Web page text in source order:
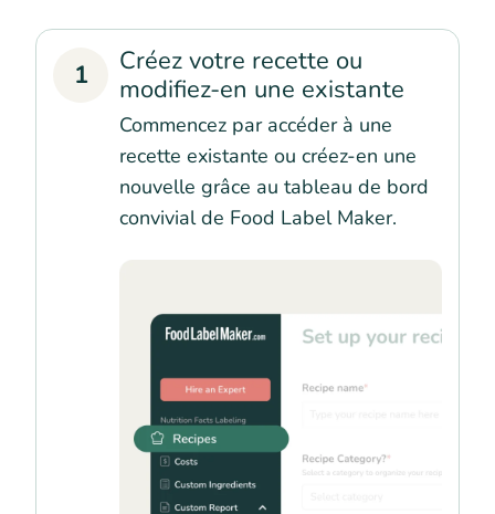
1
Créez votre recette ou
modifiez-en une existante
Commencez par accéder à une
recette existante ou créez-en une
nouvelle grâce au tableau de bord
convivial de Food Label Maker.